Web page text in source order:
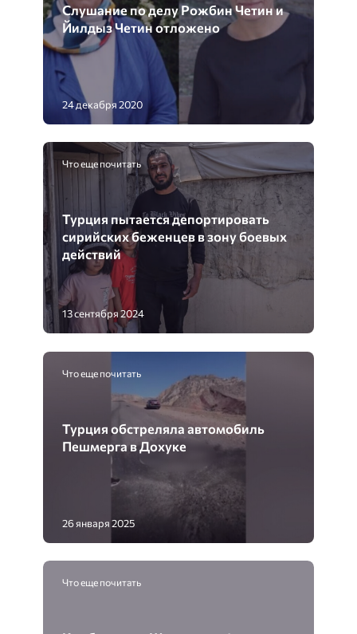
Слушание по делу Рожбин Четин и
Йилдыз Четин отложено
24 декабря 2020
Что еще почитать
Турция пытается депортировать
сирийских беженцев в зону боевых
действий
13 сентября 2024
Что еще почитать
Турция обстреляла автомобиль
Пешмерга в Дохуке
26 января 2025
Что еще почитать